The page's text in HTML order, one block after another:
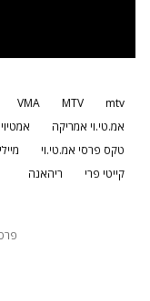
mtv
MTV
VMA
אמ.טי.וי אמריקה
אמטיוי
טקס פרסי אמ.טי.וי
קייטי פרי
ריהאנה